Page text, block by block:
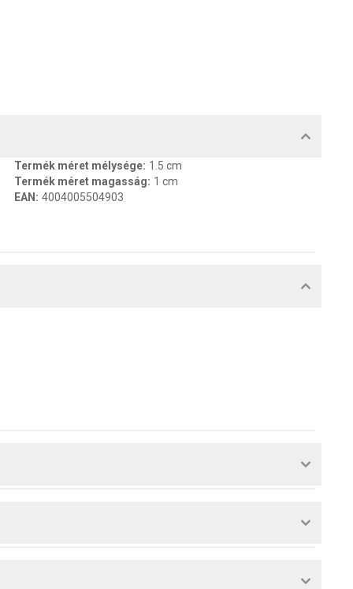
Termék méret mélysége: 1.5 cm
Termék méret magasság: 1 cm
EAN : 4004005504903